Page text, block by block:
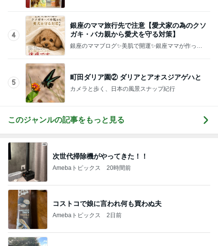
4
銀座のママ旅行先で注意【愛犬家の為のクソ
ガキ・バカ親から愛犬を守る対策】
銀座のママブログ✨美肌で開運✨銀座ママが作った
5
町田ダリア園② ダリアとアオスジアゲハと
カメラと歩く、日本の風景スナップ紀行
このジャンルの記事をもっと見る
次世代掃除機がやってきた！！
Amebaトピックス 20時間前
コストコで娘に言われ何も買わぬ夫
Amebaトピックス 2日前